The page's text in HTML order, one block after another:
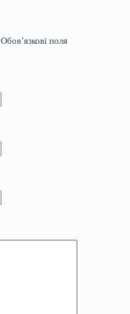
Обов’язкові поля